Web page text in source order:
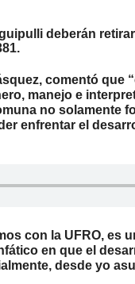
deberán
comentó
manejo e
no
enfrentar el
con la UFRO,
en que el
desde yo